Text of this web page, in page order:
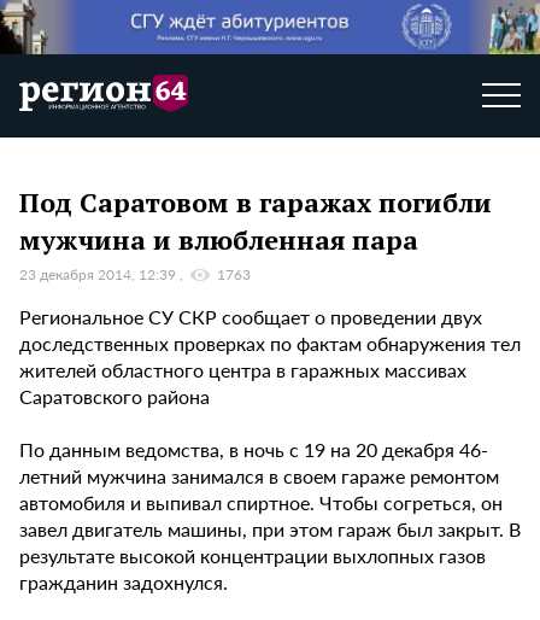
Под Саратовом в гаражах погибли
мужчина и влюбленная пара
23 декабря 2014, 12:39 1763
Региональное СУ СКР сообщает о проведении двух
доследственных проверках по фактам обнаружения тел
жителей областного центра в гаражных массивах
Саратовского района
По данным ведомства, в ночь с 19 на 20 декабря 46-
летний мужчина занимался в своем гараже ремонтом
автомобиля и выпивал спиртное. Чтобы согреться, он
завел двигатель машины, при этом гараж был закрыт. В
результате высокой концентрации выхлопных газов
гражданин задохнулся.